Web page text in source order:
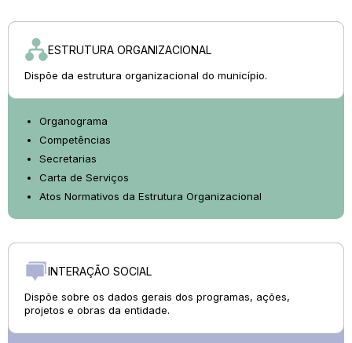
ESTRUTURA ORGANIZACIONAL
Dispõe da estrutura organizacional do município.
Organograma
Competências
Secretarias
Carta de Serviços
Atos Normativos da Estrutura Organizacional
INTERAÇÃO SOCIAL
Dispõe sobre os dados gerais dos programas, ações,
projetos e obras da entidade.